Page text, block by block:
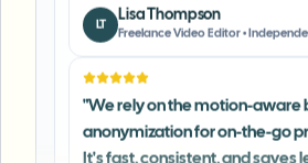
"We rely on the motion-aware
anonymization for on-the-go
It's fast, consistent, and saves
time."